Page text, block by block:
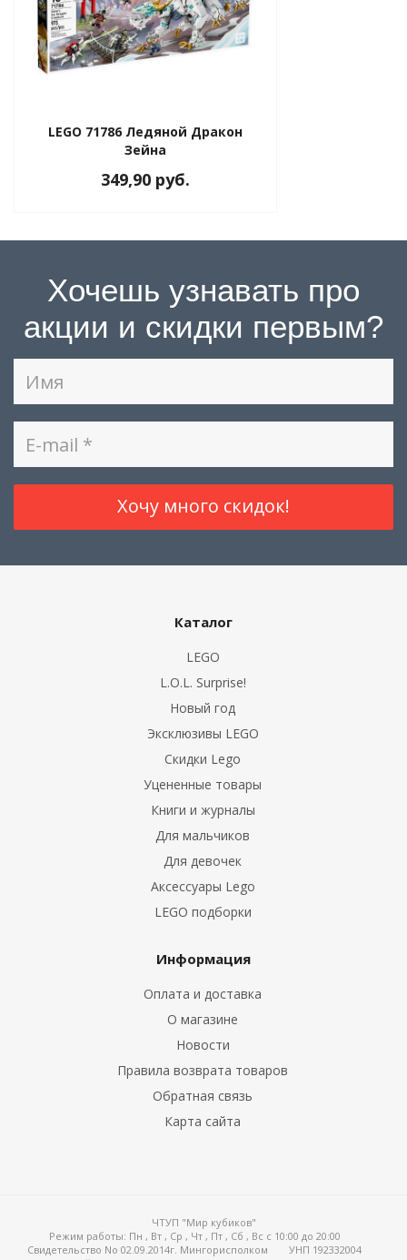
LEGO 71786 Ледяной Дракон
Зейна
349,90 руб.
Хочешь узнавать про
акции и скидки первым?
Каталог
LEGO
L.O.L. Surprise!
Новый год
Эксклюзивы LEGO
Скидки Lego
Уцененные товары
Книги и журналы
Для мальчиков
Для девочек
Аксессуары Lego
LEGO подборки
Информация
Оплата и доставка
О магазине
Новости
Правила возврата товаров
Обратная связь
Карта сайта
ЧТУП "Мир кубиков"
Режим работы: Пн , Вт , Ср , Чт , Пт , Сб , Вс c 10:00 до 20:00
Свидетельство No 02.09.2014г. Мингорисполком
УНП 192332004